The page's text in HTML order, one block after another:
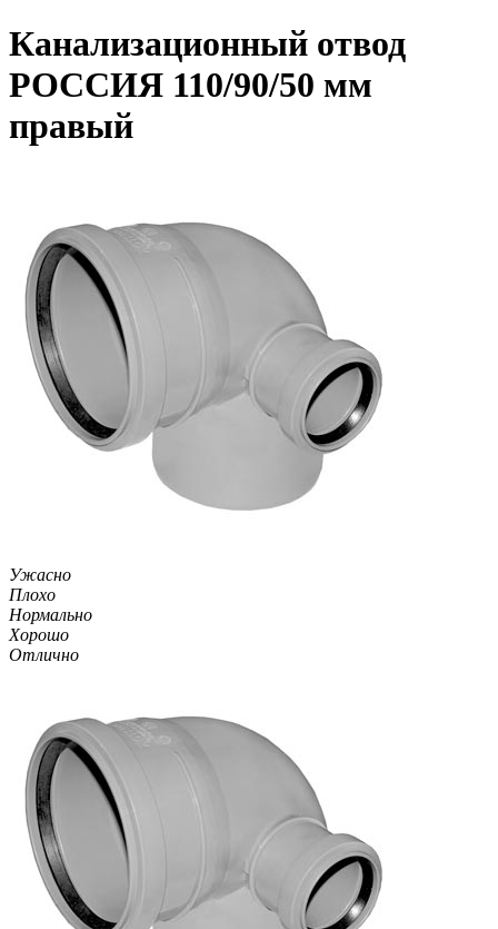
Канализационный отвод
РОССИЯ 110/90/50 мм
правый
Ужасно
Плохо
Нормально
Хорошо
Отлично